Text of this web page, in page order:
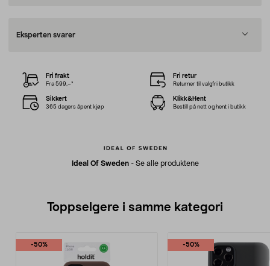
Eksperten svarer
Ideal Of Sweden- Se alle produktene
Fri frakt
Fra 599,–*
Fri retur
Returner til valgfri butikk
Sikkert
365 dagers åpent kjøp
Klikk&Hent
Bestill på nett og hent i butikk
Toppselgere i samme kategori
-50% -50%